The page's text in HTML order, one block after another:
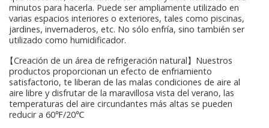
minutos para hacerla. Puede ser ampliamente utilizado en
varias espacios interiores o exteriores, tales como piscinas,
jardines, invernaderos, etc. No sólo enfría, sino también ser
utilizado como humidificador.
【Creación de un área de refrigeración natural】Nuestros
productos proporcionan un efecto de enfriamiento
satisfactorio, te liberan de las malas condiciones de aire al
aire libre y disfrutar de la maravillosa vista del verano, las
temperaturas del aire circundantes más altas se pueden
reducir a 60℉/20℃